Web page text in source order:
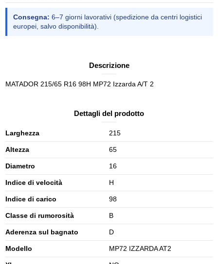
Consegna: 6–7 giorni lavorativi (spedizione da centri logistici
europei, salvo disponibilità).
Descrizione
MATADOR 215/65 R16 98H MP72 Izzarda A/T 2
Dettagli del prodotto
Larghezza 215
Altezza 65
Diametro 16
Indice di velocità H
Indice di carico 98
Classe di rumorosità B
Aderenza sul bagnato D
Modello MP72 IZZARDA AT2